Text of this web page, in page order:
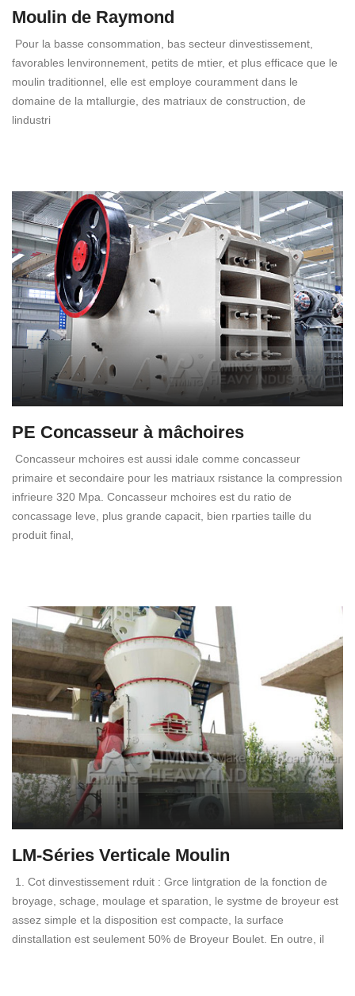
Moulin de Raymond
Pour la basse consommation, bas secteur dinvestissement,
favorables lenvironnement, petits de mtier, et plus efficace que le
moulin traditionnel, elle est employe couramment dans le
domaine de la mtallurgie, des matriaux de construction, de
lindustri
PE Concasseur à mâchoires
Concasseur mchoires est aussi idale comme concasseur
primaire et secondaire pour les matriaux rsistance la compression
infrieure 320 Mpa. Concasseur mchoires est du ratio de
concassage leve, plus grande capacit, bien rparties taille du
produit final,
LM-Séries Verticale Moulin
1. Cot dinvestissement rduit : Grce lintgration de la fonction de
broyage, schage, moulage et sparation, le systme de broyeur est
assez simple et la disposition est compacte, la surface
dinstallation est seulement 50% de Broyeur Boulet. En outre, il